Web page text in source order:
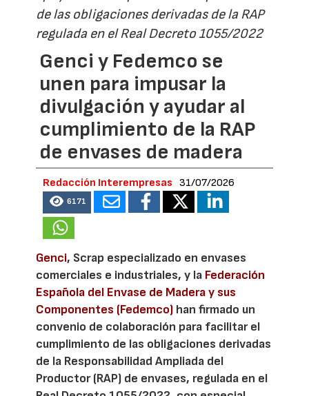
de las obligaciones derivadas de la RAP
regulada en el Real Decreto 1055/2022
Genci y Fedemco se
unen para impusar la
divulgación y ayudar al
cumplimiento de la RAP
de envases de madera
Redacción Interempresas 31/07/2026
6171
Genci, Scrap especializado en envases
comerciales e industriales, y la Federación
Española del Envase de Madera y sus
Componentes (Fedemco) han firmado un
convenio de colaboración para facilitar el
cumplimiento de las obligaciones derivadas
de la Responsabilidad Ampliada del
Productor (RAP) de envases, regulada en el